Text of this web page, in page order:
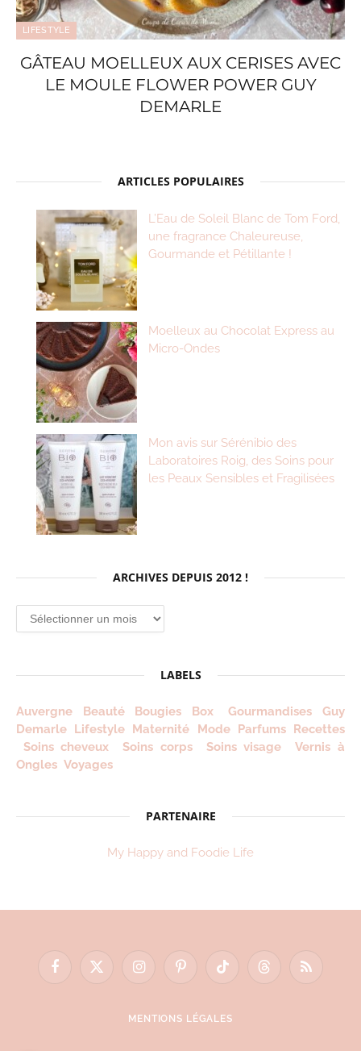
LIFESTYLE
GÂTEAU MOELLEUX AUX CERISES AVEC
LE MOULE FLOWER POWER GUY
DEMARLE
ARTICLES POPULAIRES
L’Eau de Soleil Blanc de Tom Ford,
une fragrance Chaleureuse,
Gourmande et Pétillante !
Moelleux au Chocolat Express au
Micro-Ondes
Mon avis sur Sérénibio des
Laboratoires Roig, des Soins pour
les Peaux Sensibles et Fragilisées
ARCHIVES DEPUIS 2012 !
Archives
depuis
LABELS
Auvergne Beauté Bougies Box Gourmandises
Guy
Demarle Lifestyle Maternité Mode Parfums Recettes
Soins cheveux
Soins corps Soins visage
Vernis à
Ongles Voyages
PARTENAIRE
My Happy and Foodie Life
Facebook
X
InstagramPinterestTikTok ThreadsRSS
MENTIONS LÉGALES